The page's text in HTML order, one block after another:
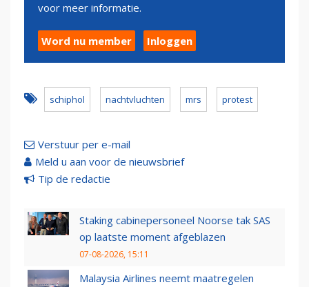
voor meer informatie.
Word nu member Inloggen
schiphol nachtvluchten mrs protest
Verstuur per e-mail
Meld u aan voor de nieuwsbrief
Tip de redactie
Staking cabinepersoneel Noorse tak SAS
op laatste moment afgeblazen
07-08-2026, 15:11
Malaysia Airlines neemt maatregelen